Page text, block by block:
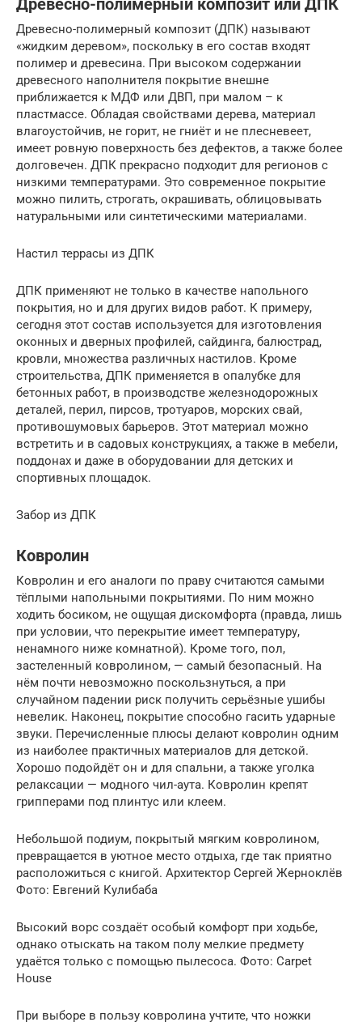
Древесно-полимерный композит или ДПК
Древесно-полимерный композит (ДПК) называют
«жидким деревом», поскольку в его состав входят
полимер и древесина. При высоком содержании
древесного наполнителя покрытие внешне
приближается к МДФ или ДВП, при малом – к
пластмассе. Обладая свойствами дерева, материал
влагоустойчив, не горит, не гниёт и не плесневеет,
имеет ровную поверхность без дефектов, а также более
долговечен. ДПК прекрасно подходит для регионов с
низкими температурами. Это современное покрытие
можно пилить, строгать, окрашивать, облицовывать
натуральными или синтетическими материалами.
Настил террасы из ДПК
ДПК применяют не только в качестве напольного
покрытия, но и для других видов работ. К примеру,
сегодня этот состав используется для изготовления
оконных и дверных профилей, сайдинга, балюстрад,
кровли, множества различных настилов. Кроме
строительства, ДПК применяется в опалубке для
бетонных работ, в производстве железнодорожных
деталей, перил, пирсов, тротуаров, морских свай,
противошумовых барьеров. Этот материал можно
встретить и в садовых конструкциях, а также в мебели,
поддонах и даже в оборудовании для детских и
спортивных площадок.
Забор из ДПК
Ковролин
Ковролин и его аналоги по праву считаются самыми
тёплыми напольными покрытиями. По ним можно
ходить босиком, не ощущая дискомфорта (правда, лишь
при условии, что перекрытие имеет температуру,
ненамного ниже комнатной). Кроме того, пол,
застеленный ковролином, — самый безопасный. На
нём почти невозможно поскользнуться, а при
случайном падении риск получить серьёзные ушибы
невелик. Наконец, покрытие способно гасить ударные
звуки. Перечисленные плюсы делают ковролин одним
из наиболее практичных материалов для детской.
Хорошо подойдёт он и для спальни, а также уголка
релаксации — модного чил-аута. Ковролин крепят
грипперами под плинтус или клеем.
Небольшой подиум, покрытый мягким ковролином,
превращается в уютное место отдыха, где так приятно
расположиться с книгой. Архитектор Сергей Жерноклёв
Фото: Евгений Кулибаба
Высокий ворс создаёт особый комфорт при ходьбе,
однако отыскать на таком полу мелкие предмету
удаётся только с помощью пылесоса. Фото: Carpet
House
При выборе в пользу ковролина учтите, что ножки